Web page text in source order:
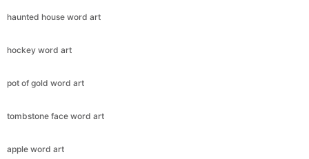
haunted house word art
hockey word art
pot of gold word art
tombstone face word art
apple word art